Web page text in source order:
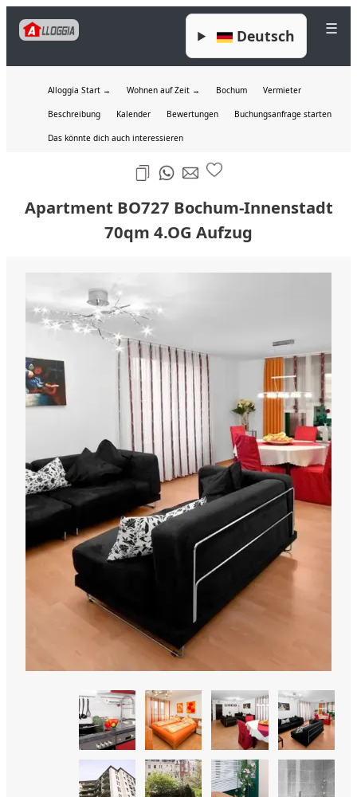
☰
Deutsch
Alloggia Start → Wohnen auf Zeit → Bochum Vermieter
Beschreibung Kalender Bewertungen Buchungsanfrage starten
Das könnte dich auch interessieren
Apartment BO727 Bochum-Innenstadt
70qm 4.OG Aufzug